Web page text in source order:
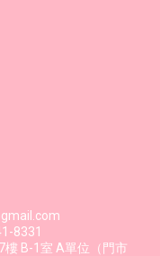
8331
樓 B-1室 A單位（門市